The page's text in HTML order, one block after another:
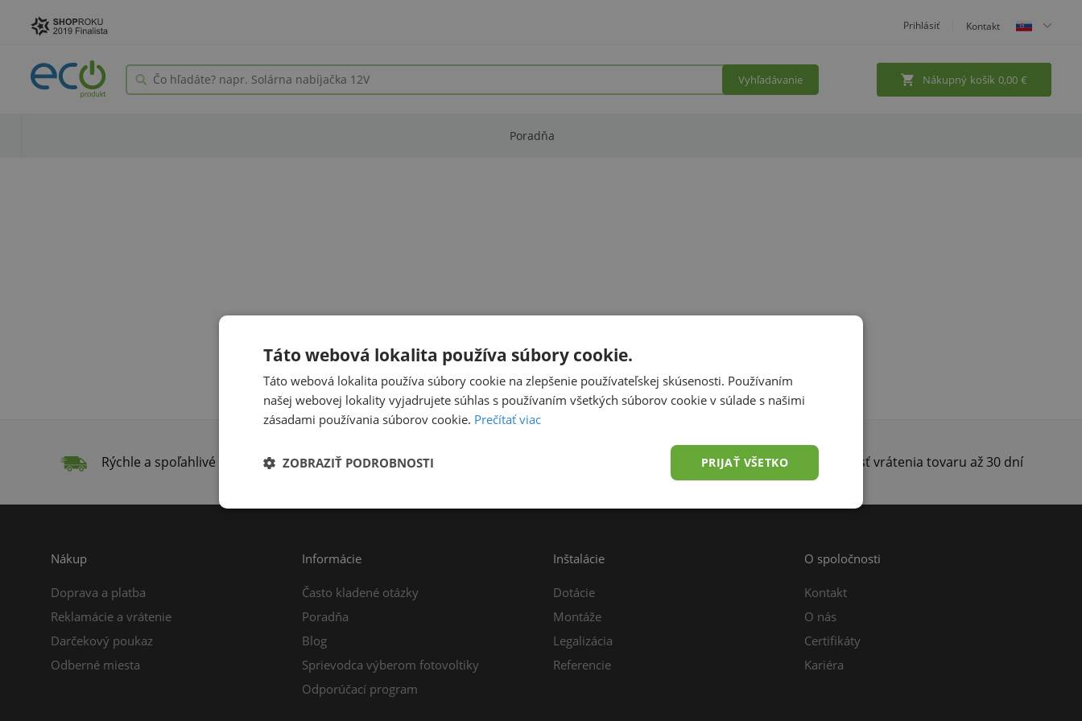
Prihlásiť Kontakt
Vyhľadávanie Nákupný košík 0,00 €
Poradňa
Rýchle a spoľahlivé doručenie Doprava zdarma od 49,00 € do 15 kg Konzultácia zdarma Možnosť vrátenia tovaru až 30 dní
Nákup
Doprava a platba
Reklamácie a vrátenie
Darčekový poukaz
Odberné miesta
Informácie
Často kladené otázky
Poradňa
Blog
Sprievodca výberom fotovoltiky
Odporúčací program
Inštalácie
Dotácie
Montáže
Legalizácia
Referencie
O spoločnosti
Kontakt
O nás
Certifikáty
Kariéra
Táto webová lokalita používa súbory cookie.
Táto webová lokalita používa súbory cookie na zlepšenie používateľskej skúsenosti. Používaním
našej webovej lokality vyjadrujete súhlas s používaním všetkých súborov cookie v súlade s našimi
zásadami používania súborov cookie. Prečítať viac
PRIJAŤ VŠETKO
ZOBRAZIŤ PODROBNOSTI